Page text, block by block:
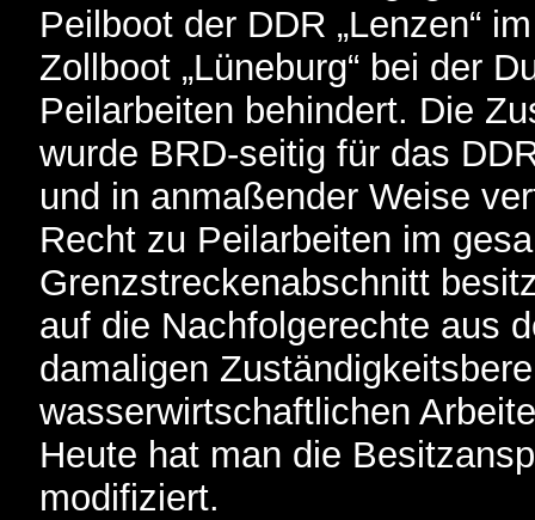
Peilboot der DDR „Lenzen“
Zollboot „Lüneburg“ bei der
Peilarbeiten behindert. Die
wurde BRD-seitig für das
und in anmaßender Weise
Recht zu Peilarbeiten im
Grenzstreckenabschnitt
auf die Nachfolgerechte aus
damaligen
wasserwirtschaftlichen
Heute hat man die
modifiziert.